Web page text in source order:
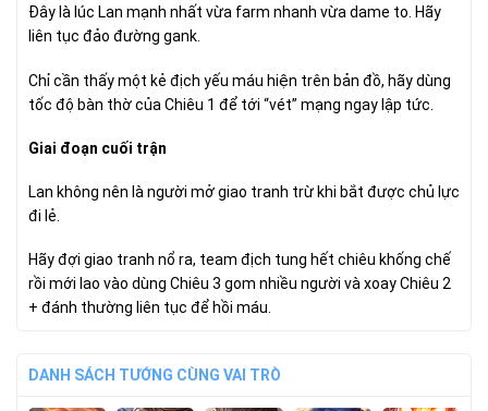
Đây là lúc Lan mạnh nhất vừa farm nhanh vừa dame to. Hãy
liên tục đảo đường gank.
Chỉ cần thấy một kẻ địch yếu máu hiện trên bản đồ, hãy dùng
tốc độ bàn thờ của Chiêu 1 để tới “vét” mạng ngay lập tức.
Giai đoạn cuối trận
Lan không nên là người mở giao tranh trừ khi bắt được chủ lực
đi lẻ.
Hãy đợi giao tranh nổ ra, team địch tung hết chiêu khống chế
rồi mới lao vào dùng Chiêu 3 gom nhiều người và xoay Chiêu 2
+ đánh thường liên tục để hồi máu.
DANH SÁCH TƯỚNG CÙNG VAI TRÒ